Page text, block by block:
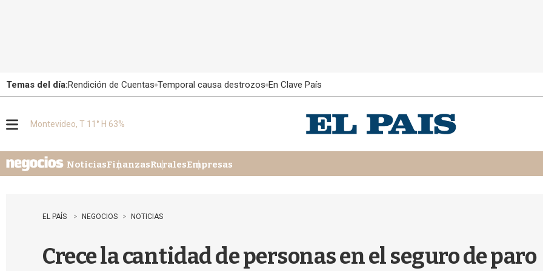
Temas del día:Rendición de Cuentas Temporal causa destrozos En Clave País
u
Montevideo, T 11° H 63%
NoticiasFinanzasRuralesEmpresas
EL PAÍS NEGOCIOS NOTICIAS
Crece la cantidad de personas en el seguro de paro